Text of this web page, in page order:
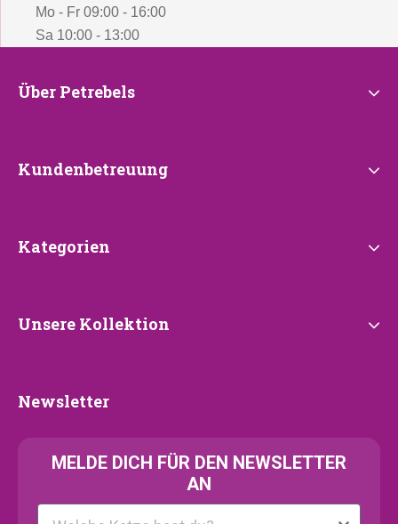
Mo - Fr 09:00 - 16:00
Sa 10:00 - 13:00
Über
Über Petrebels
Kundenbetreuung
Kundenbetreuung
Kategorien
Kategorien
Unsere
Unsere Kollektion
Newsletter
Newsletter
MELDE DICH FÜR DEN NEWSLETTER
AN
Kattenras